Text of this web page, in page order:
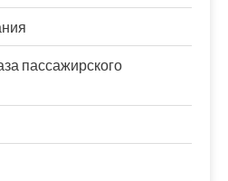
пассажирского